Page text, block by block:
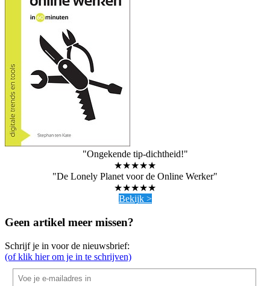
"Ongekende tip-dichtheid!"
★★★★★
"De Lonely Planet voor de Online Werker"
★★★★★
Bekijk >
Geen artikel meer missen?
Schrijf je in voor de nieuwsbrief:
(of klik hier om je in te schrijven)